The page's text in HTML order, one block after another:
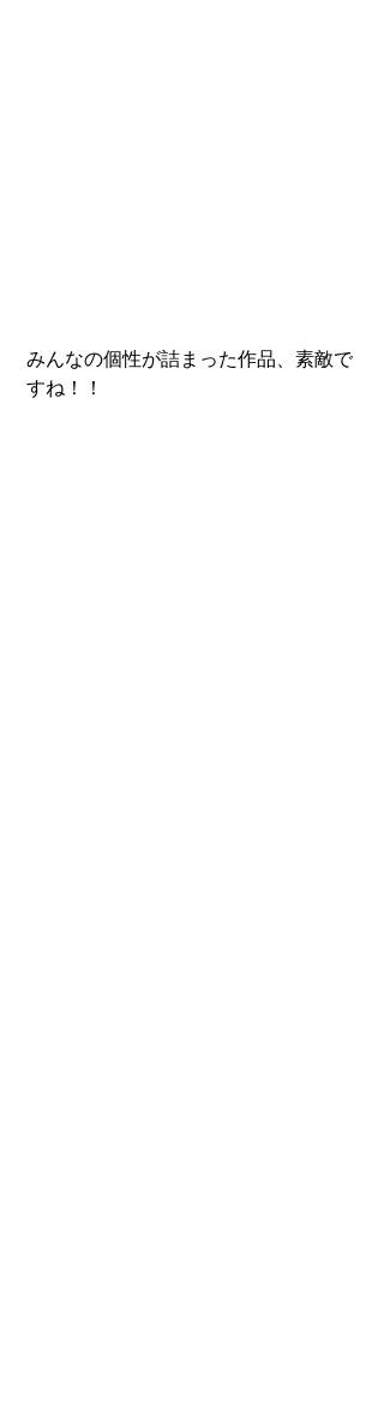
みんなの個性が詰まった作品、素敵で
すね！！